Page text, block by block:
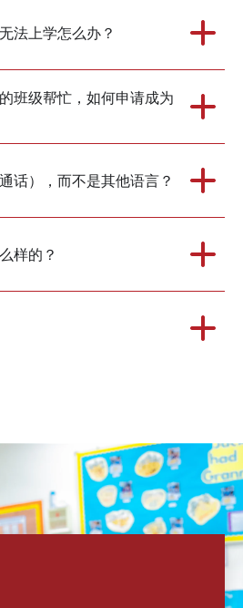
法上学怎么办？
班级帮忙，如何申请成为
话），而不是其他语言？
样的？